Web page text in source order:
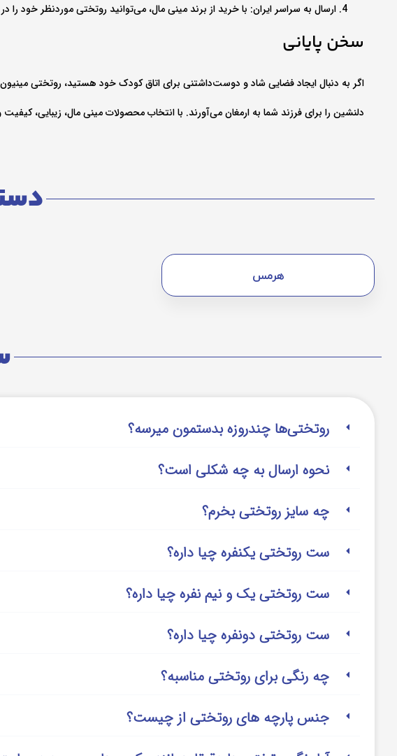
ارسال به سراسر ایران: با خرید از برند مینی‌ مال، می‌توانید روتختی موردنظر خود را
سخن پایانی
اگر به دنبال ایجاد فضایی شاد و دوست‌داشتنی برای اتاق کودک خود هستید، روتختی
دلنشین را برای فرزند شما به ارمغان می‌آورند. با انتخاب محصولات مینی‌ مال، زیبایی،
هرمس
روتختی‌‌ها چندروزه بدستمون میرسه؟
نحوه ارسال به چه شکلی است؟
چه سایز روتختی بخرم؟
ست روتختی یکنفره چیا داره؟
ست روتختی یک و نیم نفره چیا داره؟
ست روتختی دونفره چیا داره؟
چه رنگی برای روتختی مناسبه؟
جنس پارچه های روتختی از چیست؟